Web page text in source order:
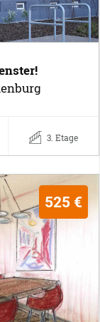
3. Etage
525 €